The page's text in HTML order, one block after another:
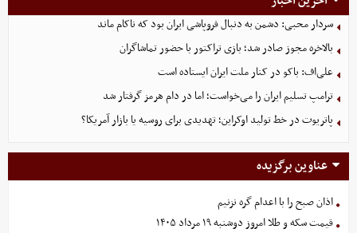
سردار محبی: دشمن به دنبال فروپاشی ایران بود که ناکام ماند
بالاخره مجوز صادر شد؛ بازی تراکتور با حضور تماشاگران
علی‌اف: باکو در کنار ملت ایران ایستاده است
ترامپ تسلیم ایران را می‌خواست؛ اما در دام هرمز گرفتار شد
پاتریوت در خط تولید اوکراین؛ تهدیدی برای روسیه یا بازار آمریکا؟
عناوین برگزیده
اذان صبح را با اعدام گره نزنیم
قیمت سکه و طلا امروز دوشنبه ۱۹ مرداد ۱۴۰۵